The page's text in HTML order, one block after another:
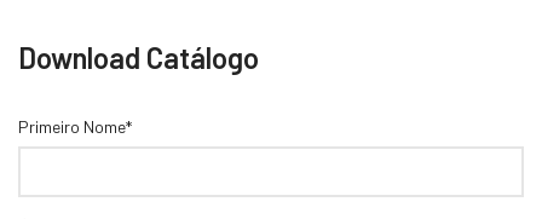
Download Catálogo
Primeiro Nome*